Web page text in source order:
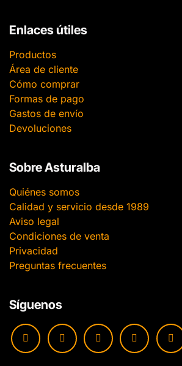
Enlaces útiles
Productos
Área de cliente
Cómo comprar
Formas de pago
Gastos de envío
Devoluciones
Sobre Asturalba
Quiénes somos
Calidad y servicio desde 1989
Aviso legal
Condiciones de venta
Privacidad
Preguntas frecuentes
Síguenos